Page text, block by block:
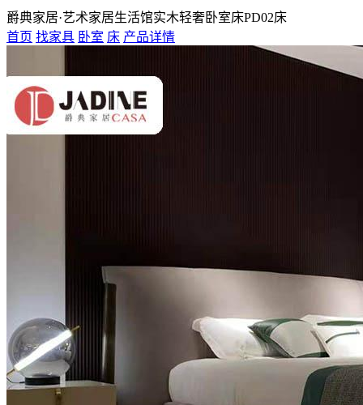
爵典家居·艺术家居生活馆实木轻奢卧室床PD02床
首页 找家具 卧室 床 产品详情